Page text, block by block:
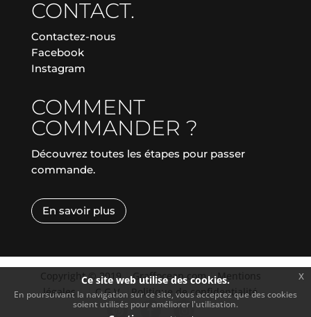
CONTACT.
Contactez-nous
Facebook
Instagram
COMMENT
COMMANDER ?
Découvrez toutes les étapes pour passer
commande.
En savoir plus
Copyright © 2019| Graffocean.com | Mentions
légales | | C.G.V. |Politique de confidentialité
Ce site web utilise des cookies.
En poursuivant la navigation sur ce site, vous acceptez que des cookies
soient utilisés pour améliorer l'utilisation.
x